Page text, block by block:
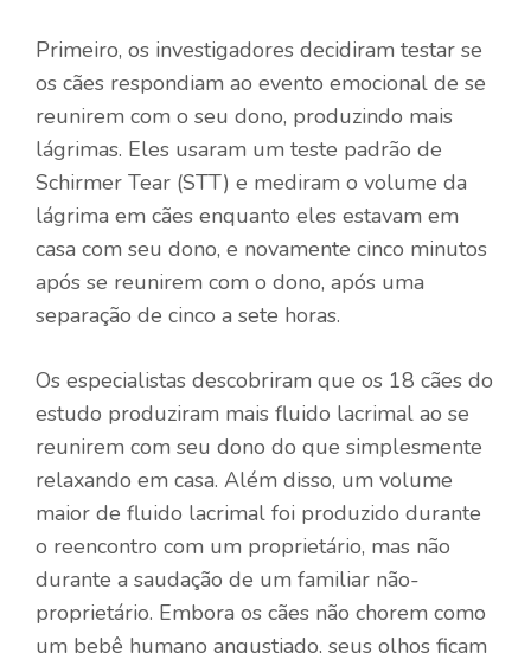
Primeiro, os investigadores decidiram testar se
os cães respondiam ao evento emocional de se
reunirem com o seu dono, produzindo mais
lágrimas. Eles usaram um teste padrão de
Schirmer Tear (STT) e mediram o volume da
lágrima em cães enquanto eles estavam em
casa com seu dono, e novamente cinco minutos
após se reunirem com o dono, após uma
separação de cinco a sete horas.
Os especialistas descobriram que os 18 cães do
estudo produziram mais fluido lacrimal ao se
reunirem com seu dono do que simplesmente
relaxando em casa. Além disso, um volume
maior de fluido lacrimal foi produzido durante
o reencontro com um proprietário, mas não
durante a saudação de um familiar não-
proprietário. Embora os cães não chorem como
um bebê humano angustiado, seus olhos ficam